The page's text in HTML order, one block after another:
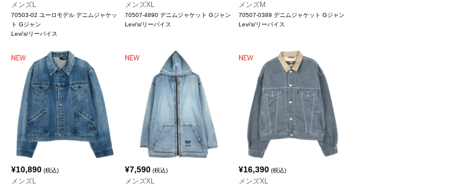
メンズL
70503-02 ユーロモデル デニムジャケッ
ト Gジャン
Levi's/リーバイス
メンズXL
70507-4890 デニムジャケット Gジャン
Levi's/リーバイス
メンズM
70507-0389 デニムジャケット Gジャン
Levi's/リーバイス
¥10,890 (税込)
メンズL
¥7,590 (税込)
メンズXL
¥16,390 (税込)
メンズXL